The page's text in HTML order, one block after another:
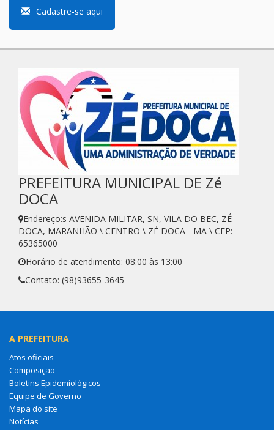
Cadastre-se aqui
PREFEITURA MUNICIPAL DE Zé
DOCA
Endereço:s AVENIDA MILITAR, SN, VILA DO BEC, ZÉ
DOCA, MARANHÃO \ CENTRO \ ZÉ DOCA - MA \ CEP:
65365000
Horário de atendimento: 08:00 às 13:00
Contato: (98)93655-3645
A PREFEITURA
Atos oficiais
Composição
Boletins Epidemiológicos
Equipe de Governo
Mapa do site
Notícias